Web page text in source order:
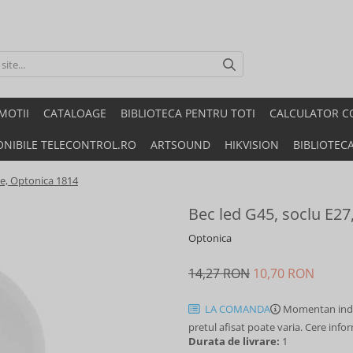
CATALOAGE BIBLIOTECA PENTRU TOTI CALCULATOR
TELECONTROL.RO ARTSOUND HIKVISION
Optonica 1814
Bec led G45, soclu
Optonica
14,27 RON 10,70 RON
LA COMANDA
Momentan
pretul afisat poate varia. Cere
Durata de livrare: 1